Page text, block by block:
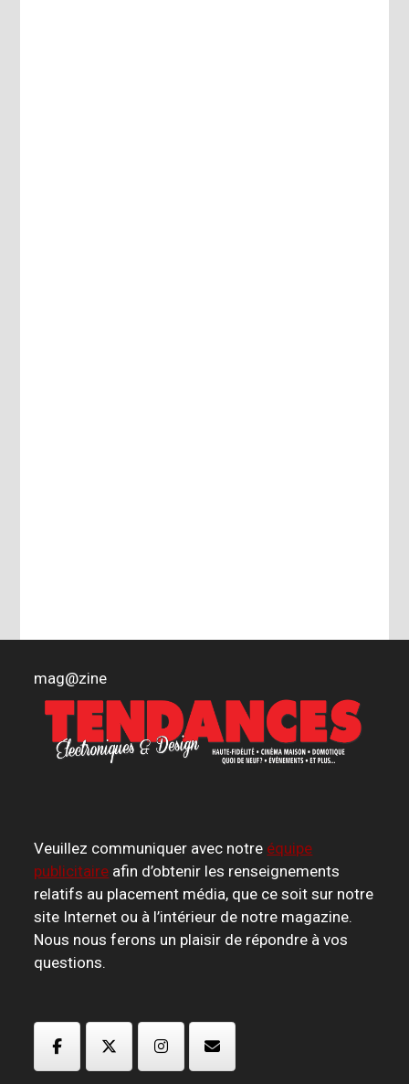
mag@zine
Veuillez communiquer avec notre équipe
publicitaire afin d’obtenir les renseignements
relatifs au placement média, que ce soit sur notre
site Internet ou à l’intérieur de notre magazine.
Nous nous ferons un plaisir de répondre à vos
questions.